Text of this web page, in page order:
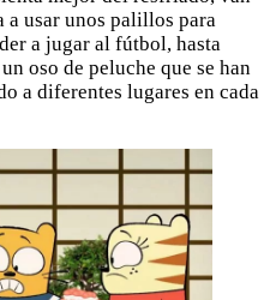
a usar unos palillos para
a jugar al fútbol, hasta
oso de peluche que se han
a diferentes lugares en cada